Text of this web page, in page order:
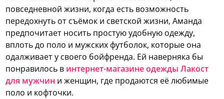
повседневной жизни, когда есть возможность
передохнуть от съёмок и светской жизни, Аманда
предпочитает носить простую удобную одежду,
вплоть до поло и мужских футболок, которые она
одалживает у своего бойфренда. Ей наверняка бы
понравилось в интернет-магазине одежды Лакост
для мужчин и женщин, где продаются её любимые
поло и кофточки.